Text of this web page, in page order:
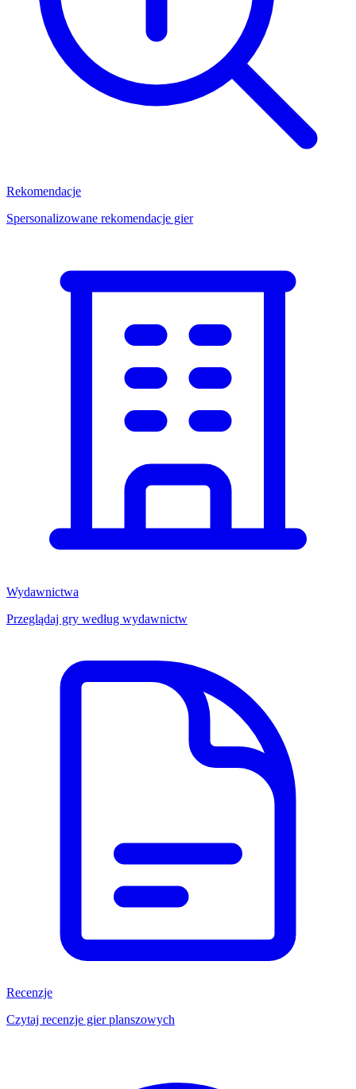
Rekomendacje
Spersonalizowane rekomendacje gier
Wydawnictwa
Przeglądaj gry według wydawnictw
Recenzje
Czytaj recenzje gier planszowych